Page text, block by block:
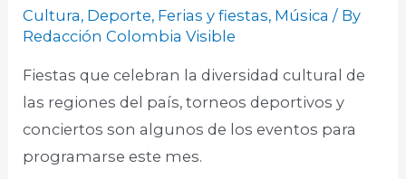
Cultura, Deporte, Ferias y fiestas, Música / By
Redacción Colombia Visible
Fiestas que celebran la diversidad cultural de
las regiones del país, torneos deportivos y
conciertos son algunos de los eventos para
programarse este mes.